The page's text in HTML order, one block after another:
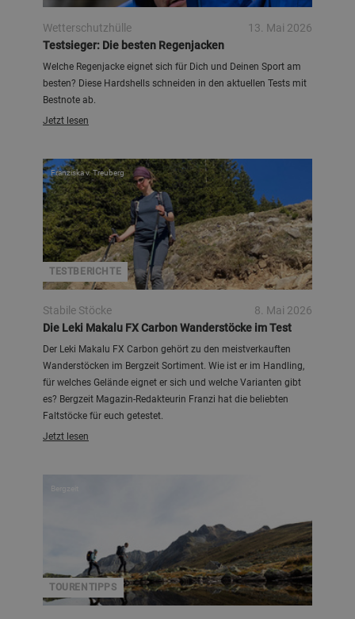
Wetterschutzhülle
13. Mai 2026
Testsieger: Die besten Regenjacken
Welche Regenjacke eignet sich für Dich und Deinen Sport am
besten? Diese Hardshells schneiden in den aktuellen Tests mit
Bestnote ab.
Jetzt lesen
TESTBERICHTE
Franziska v. Treuberg
Stabile Stöcke
8. Mai 2026
Die Leki Makalu FX Carbon Wanderstöcke im Test
Der Leki Makalu FX Carbon gehört zu den meistverkauften
Wanderstöcken im Bergzeit Sortiment. Wie ist er im Handling,
für welches Gelände eignet er sich und welche Varianten gibt
es? Bergzeit Magazin-Redakteurin Franzi hat die beliebten
Faltstöcke für euch getestet.
Jetzt lesen
TOURENTIPPS
Bergzeit